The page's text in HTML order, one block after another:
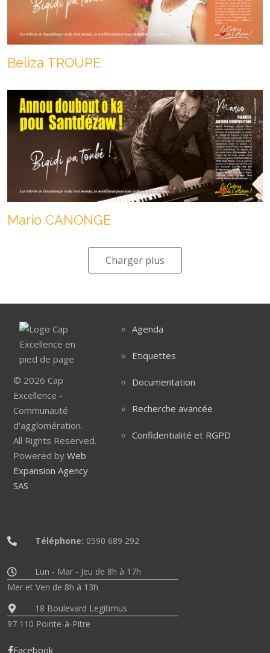
Beliza TROUPE
Mario CANONGE
Charger plus
© 2026 Cap
Excellence -
Communauté
d'agglomération.
All Rights Reserved.
Powered by Web
Expansion Agency
SAS
Agenda
Etiquettes
Documentation
Recherche avancée
Confidentialité et RGPD
Téléphone: 0590 689 292
Lun - Mar - Jeu de 8h à 17h
Mer et Ven de 8h à 13h
18 Boulevard Legitimus
97 110 Pointe-à-Pitre
Facebook